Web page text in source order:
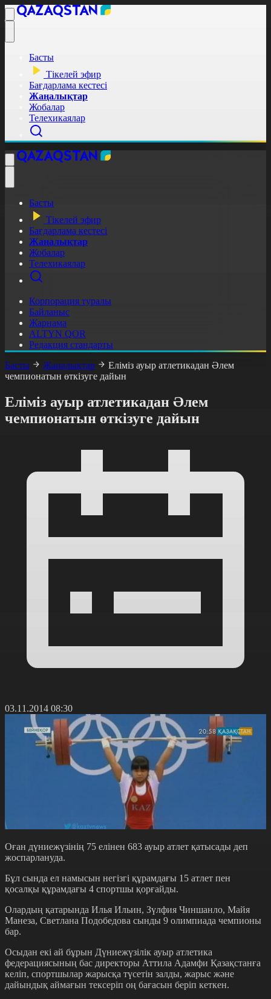
Басты
Тікелей эфир
Бағдарлама кестесі
Жаңалықтар
Жобалар
Телехикаялар
Басты
Тікелей эфир
Бағдарлама кестесі
Жаңалықтар
Жобалар
Телехикаялар
Корпорация туралы
Байланыс
Жарнама
ALTYN QOR
Редакция стандарты
Басты
Жаңалықтар
Еліміз ауыр атлетикадан Әлем
чемпионатын өткізуге дайын
Еліміз ауыр атлетикадан Әлем
чемпионатын өткізуге дайын
03.11.2014 08:30
Оған дүниежүзінің 75 елінен 683 ауыр атлет қатысады деп
жоспарлануда.
Бұл сында ел намысын негізгі құрамдағы 15 атлет пен
қосалқы құрамдағы 4 спортшы қорғайды.
Олардың қатарында Илья Ильин, Зүлфия Чиншанло, Майя
Манеза, Светлана Подобедова сынды 9 олимпиада чемпионы
бар.
Осыдан екі ай бұрын Дүниежүзілік ауыр атлетика
федерациясының бас директоры Аттила Адамфи Қазақстанға
келіп, спортшылар жарысқа түсетін залды, жарыс және
дайындық аймағын тексеріп оң бағасын беріп кеткен.